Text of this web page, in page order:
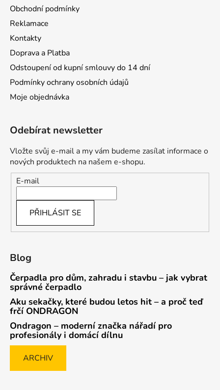
Obchodní podmínky
Reklamace
Kontakty
Doprava a Platba
Odstoupení od kupní smlouvy do 14 dní
Podmínky ochrany osobních údajů
Moje objednávka
Odebírat newsletter
Vložte svůj e-mail a my vám budeme zasílat informace o
nových produktech na našem e-shopu.
E-mail
PŘIHLÁSIT SE
Blog
Čerpadla pro dům, zahradu i stavbu – jak vybrat
správné čerpadlo
Aku sekačky, které budou letos hit – a proč teď
frčí ONDRAGON
Ondragon – moderní značka nářadí pro
profesionály i domácí dílnu
ARCHIV